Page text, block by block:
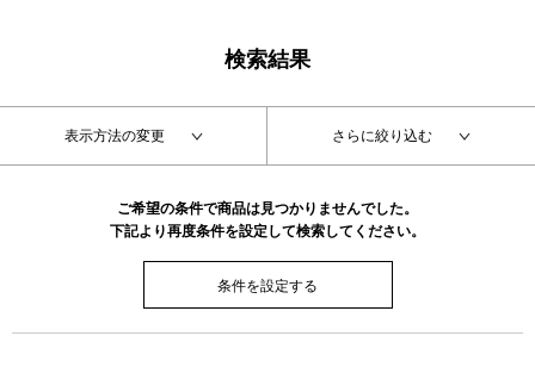
検索結果
表示方法の変更 さらに絞り込む
ご希望の条件で商品は見つかりませんでした。
下記より再度条件を設定して検索してください。
条件を設定する